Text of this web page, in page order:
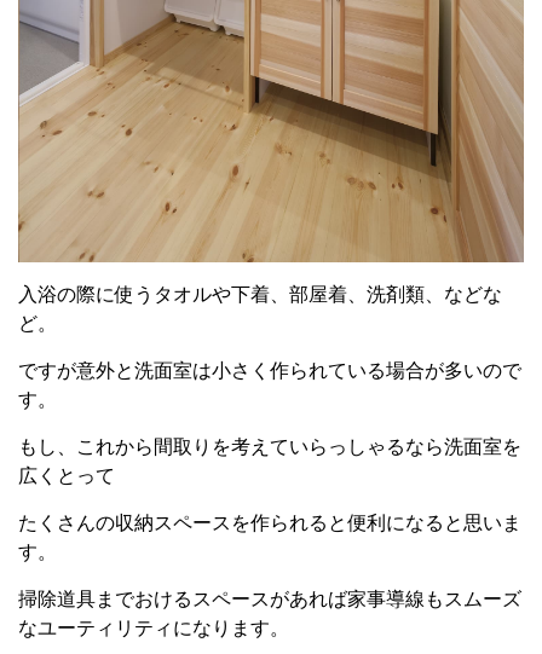
入浴の際に使うタオルや下着、部屋着、洗剤類、などな
ど。
ですが意外と洗面室は小さく作られている場合が多いので
す。
もし、これから間取りを考えていらっしゃるなら洗面室を
広くとって
たくさんの収納スペースを作られると便利になると思いま
す。
掃除道具までおけるスペースがあれば家事導線もスムーズ
なユーティリティになります。